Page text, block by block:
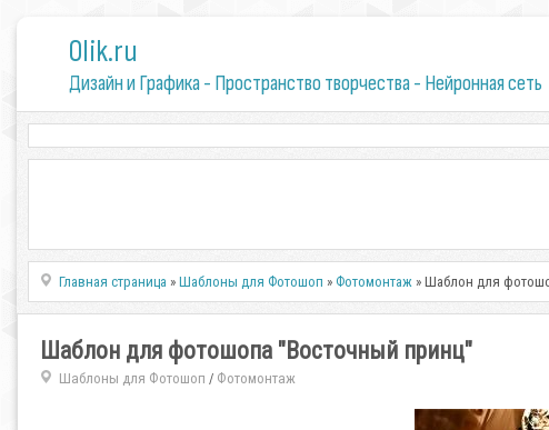
0lik.ru
Дизайн и Графика - Пространство творчества - Нейронная сеть
Главная страница »Шаблоны для Фотошоп » Фотомонтаж » Шаблон для
Шаблон для фотошопа "Восточный принц"
Шаблоны для Фотошоп / Фотомонтаж